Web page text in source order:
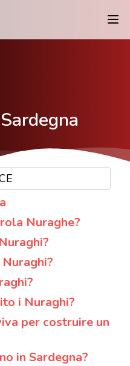
Nuraghe?
i Nuraghi?
per costruire un
in Sardegna?